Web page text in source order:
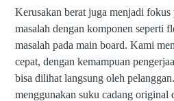
Kerusakan berat juga menjadi
masalah dengan komponen seperti
masalah pada main board. Kami
cepat, dengan kemampuan
bisa dilihat langsung oleh
menggunakan suku cadang original